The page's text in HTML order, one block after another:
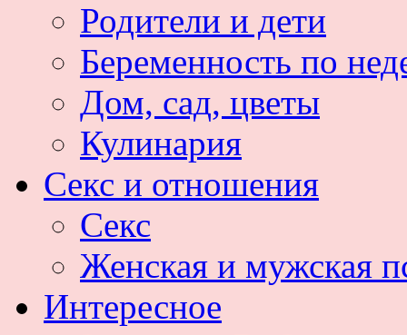
Родители и дети
Беременность по
Дом, сад, цветы
Кулинария
Секс и отношения
Секс
Женская и мужская
Интересное